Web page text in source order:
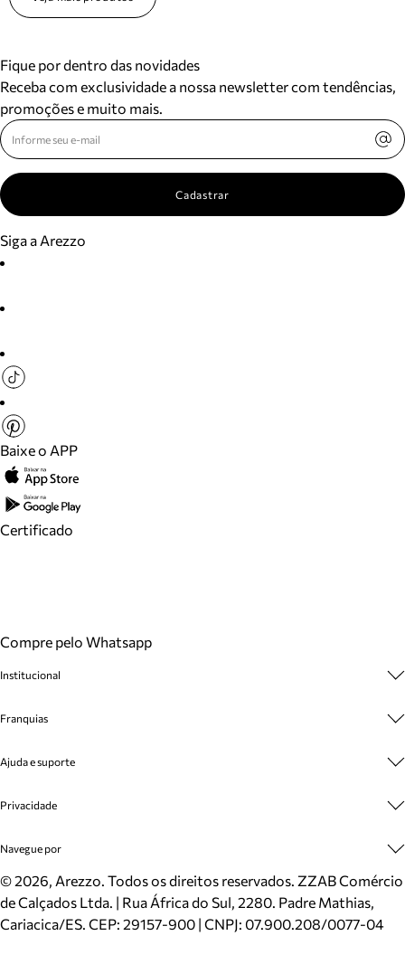
Fique por dentro das novidades
Receba com exclusividade a nossa newsletter com tendências,
promoções e muito mais.
Cadastrar
Siga a Arezzo
Baixe o APP
Certificado
Compre pelo Whatsapp
Institucional
Cashback
Venda Corporativa
Mapa do Site
Inverno
Mundo Arezzo
Franquias
Plano de Negócio
Ajuda e suporte
Cadastro
Meus Pedidos
Trocas e Devoluções
Cartão Presente
Localizador de lojas
Privacidade
Politica e Privacidade
Navegue por
Sapatos
Bolsas
Scarpins
©2026, Arezzo. Todos os direitos reservados. ZZAB Comércio
de Calçados Ltda. | Rua África do Sul, 2280. Padre Mathias,
Cariacica/ES. CEP: 29157-900 | CNPJ: 07.900.208/0077-04